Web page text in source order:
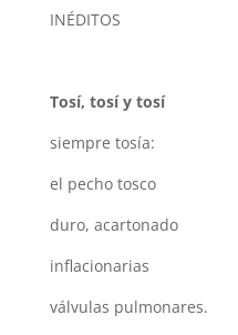
INÉDITOS
Tosí, tosí y tosí
siempre tosía:
el pecho tosco
duro, acartonado
inflacionarias
válvulas pulmonares.